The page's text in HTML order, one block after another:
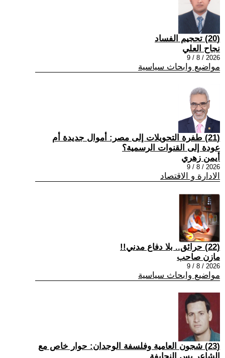
(20) تحجيم الفساد
نجاح العلي
2026 / 8 / 9
مواضيع وابحاث سياسية
(21) طفرة التحويلات إلى مصر: أموال جديدة أم
عودة إلى القنوات الرسمية؟
أيمن زهري
2026 / 8 / 9
الادارة و الاقتصاد
(22) حرائق.. بلا دفاع مدني!!
مازن صاحب
2026 / 8 / 9
مواضيع وابحاث سياسية
(23) شجون العامية وفلسفة الوجدان: حوار خاص مع